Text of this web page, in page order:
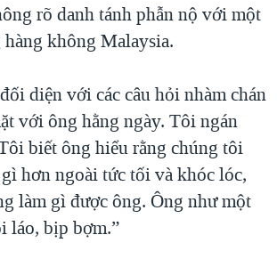
rõ danh tánh phẫn nộ với một
không Malaysia.
diện với các câu hỏi nhàm chán
với ông hằng ngày. Tôi ngán
biết ông hiểu rằng chúng tôi
hơn ngoài tức tối và khóc lóc,
làm gì được ông. Ông như một
láo, bịp bợm.”